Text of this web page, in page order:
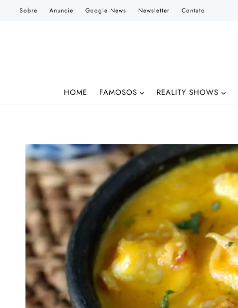
Sobre Anuncie Google News Newsletter Contato
HOME FAMOSOS REALITY SHOWS